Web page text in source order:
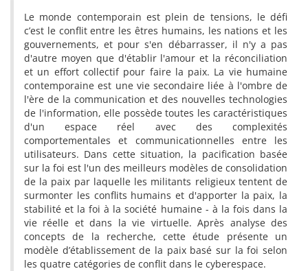
Le monde contemporain est plein de tensions, le défi
c’est le conflit entre les êtres humains, les nations et les
gouvernements, et pour s'en débarrasser, il n'y a pas
d'autre moyen que d'établir l'amour et la réconciliation
et un effort collectif pour faire la paix. La vie humaine
contemporaine est une vie secondaire liée à l'ombre de
l'ère de la communication et des nouvelles technologies
de l'information, elle possède toutes les caractéristiques
d'un espace réel avec des complexités
comportementales et communicationnelles entre les
utilisateurs. Dans cette situation, la pacification basée
sur la foi est l'un des meilleurs modèles de consolidation
de la paix par laquelle les militants religieux tentent de
surmonter les conflits humains et d'apporter la paix, la
stabilité et la foi à la société humaine - à la fois dans la
vie réelle et dans la vie virtuelle. Après analyse des
concepts de la recherche, cette étude présente un
modèle d’établissement de la paix basé sur la foi selon
les quatre catégories de conflit dans le cyberespace.